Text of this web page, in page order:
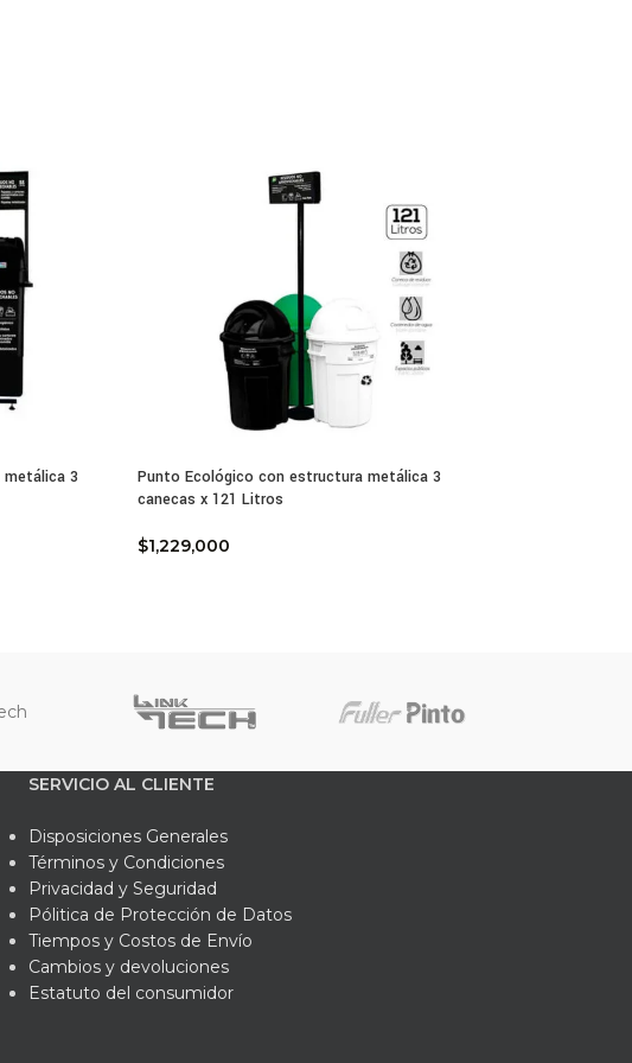
& Clean»
3
Punto Ecológico con estructura metálica 3
canecas x 121 Litros
$1,229,000
SERVICIO AL CLIENTE
Disposiciones Generales
Términos y Condiciones
Privacidad y Seguridad
Pólitica de Protección de Datos
Tiempos y Costos de Envío
Cambios y devoluciones
Estatuto del consumidor